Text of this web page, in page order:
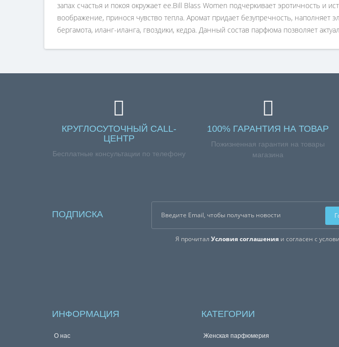
запах счастья и покоя окружает ее.Bill Blass Women подчеркивает эротичность и
воображение, принося чувство тепла. Аромат придает безупречность,
бергамота, иланг-иланга, гвоздики, кедра. Данный состав парфюма позволяет
КРУГЛОСУТОЧНЫЙ CALL-
ЦЕНТР
Бесплатные консультации по телефону
100% ГАРАНТИЯ НА ТОВАР
Пожизненная гарантия на товары
магазина
ПОДПИСКА
Я прочиталУсловия соглашения и согласен с
ИНФОРМАЦИЯ
О нас
КАТЕГОРИИ
Женская парфюмерия